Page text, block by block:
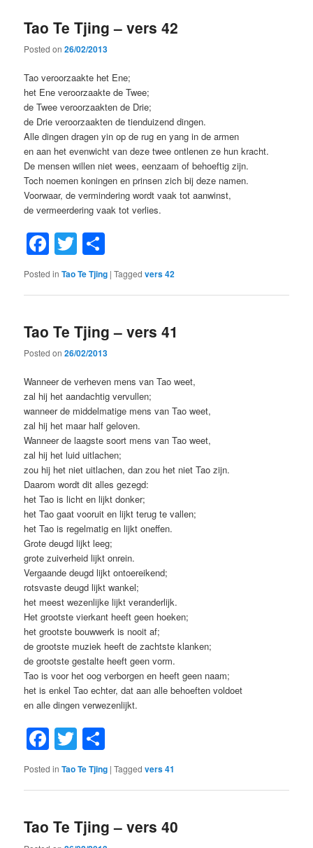
Tao Te Tjing – vers 42
Posted on26/02/2013
Tao veroorzaakte het Ene;
het Ene veroorzaakte de Twee;
de Twee veroorzaakten de Drie;
de Drie veroorzaakten de tienduizend dingen.
Alle dingen dragen yin op de rug en yang in de armen
en aan het evenwicht van deze twee ontlenen ze hun kracht.
De mensen willen niet wees, eenzaam of behoeftig zijn.
Toch noemen koningen en prinsen zich bij deze namen.
Voorwaar, de vermindering wordt vaak tot aanwinst,
de vermeerdering vaak tot verlies.
Facebook
Twitter
Posted in Tao Te Tjing |Tagged vers 42
Tao Te Tjing – vers 41
Posted on26/02/2013
Wanneer de verheven mens van Tao weet,
zal hij het aandachtig vervullen;
wanneer de middelmatige mens van Tao weet,
zal hij het maar half geloven.
Wanneer de laagste soort mens van Tao weet,
zal hij het luid uitlachen;
zou hij het niet uitlachen, dan zou het niet Tao zijn.
Daarom wordt dit alles gezegd:
het Tao is licht en lijkt donker;
het Tao gaat vooruit en lijkt terug te vallen;
het Tao is regelmatig en lijkt oneffen.
Grote deugd lijkt leeg;
grote zuiverheid lijkt onrein.
Vergaande deugd lijkt ontoereikend;
rotsvaste deugd lijkt wankel;
het meest wezenlijke lijkt veranderlijk.
Het grootste vierkant heeft geen hoeken;
het grootste bouwwerk is nooit af;
de grootste muziek heeft de zachtste klanken;
de grootste gestalte heeft geen vorm.
Tao is voor het oog verborgen en heeft geen naam;
het is enkel Tao echter, dat aan alle behoeften voldoet
en alle dingen verwezenlijkt.
Facebook
Twitter
Posted in Tao Te Tjing |Tagged vers 41
Tao Te Tjing – vers 40